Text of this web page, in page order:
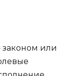
законом или